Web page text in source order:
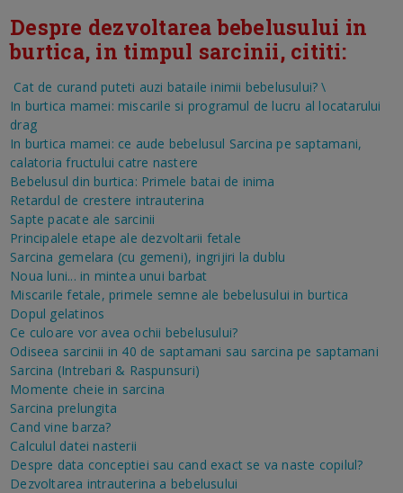
Despre dezvoltarea bebelusului in
burtica, in timpul sarcinii, cititi:
Cat de curand puteti auzi bataile inimii bebelusului? \
In burtica mamei: miscarile si programul de lucru al locatarului
drag
In burtica mamei: ce aude bebelusul Sarcina pe saptamani,
calatoria fructului catre nastere
Bebelusul din burtica: Primele batai de inima
Retardul de crestere intrauterina
Sapte pacate ale sarcinii
Principalele etape ale dezvoltarii fetale
Sarcina gemelara (cu gemeni), ingrijiri la dublu
Noua luni... in mintea unui barbat
Miscarile fetale, primele semne ale bebelusului in burtica
Dopul gelatinos
Ce culoare vor avea ochii bebelusului?
Odiseea sarcinii in 40 de saptamani sau sarcina pe saptamani
Sarcina (Intrebari & Raspunsuri)
Momente cheie in sarcina
Sarcina prelungita
Cand vine barza?
Calculul datei nasterii
Despre data conceptiei sau cand exact se va naste copilul?
Dezvoltarea intrauterina a bebelusului